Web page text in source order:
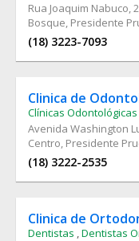
Rua Joaquim Nabuco,
Bosque, Presidente
(18) 3223-7093
Clinica de
Clínicas Odontológicas
Avenida Washington
Centro, Presidente
(18) 3222-2535
Clinica de
Dentistas ,Dentistas